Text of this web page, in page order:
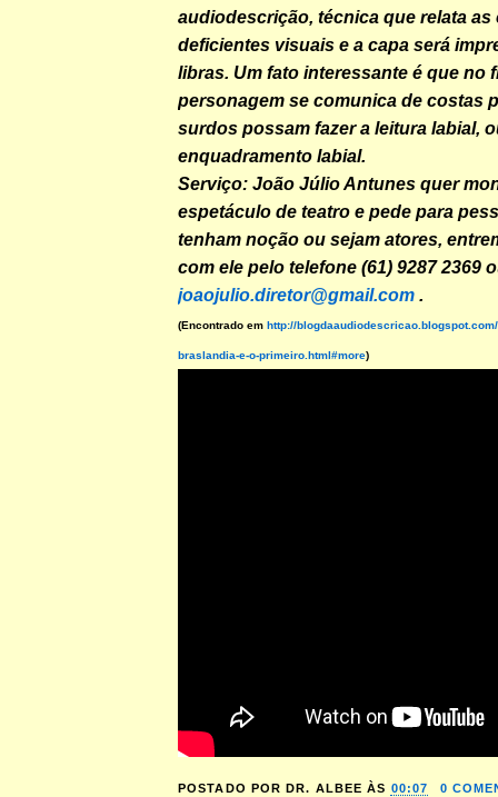
audiodescrição, técnica que relata as
deficientes visuais e a capa será
libras. Um fato interessante é que no
personagem se comunica de costas
surdos possam fazer a leitura labial,
enquadramento labial.
Serviço: João Júlio Antunes quer
espetáculo de teatro e pede para
tenham noção ou sejam atores,
com ele pelo telefone (61) 9287 2369
joaojulio.diretor@gmail.com
(Encontrado em http://
braslandia-e-o-primeiro.html#more)
POSTADO PORDR. ALBEE ÀS 00:07
0